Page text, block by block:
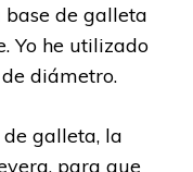
base de galleta
Yo he utilizado
diámetro.
galleta, la
para que